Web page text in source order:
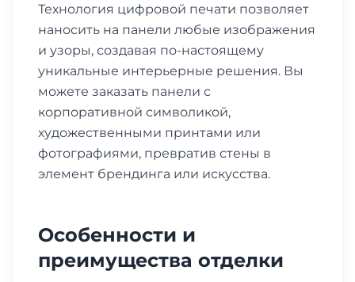
Технология цифровой печати позволяет
наносить на панели любые изображения
и узоры, создавая по-настоящему
уникальные интерьерные решения. Вы
можете заказать панели с
корпоративной символикой,
художественными принтами или
фотографиями, превратив стены в
элемент брендинга или искусства.
Особенности и
преимущества отделки